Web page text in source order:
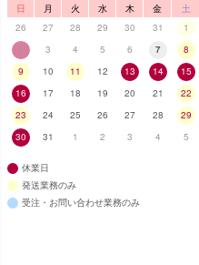
■スペック表
日 月 火 水 木 金
土
26
27 28 29 30 31
1
2
3 4 5 6 7
8
9
10 11 12 13 14
15
16
17 18 19 20 21
22
23
24 25 26 27 28
29
30
31 1 2 3 4 5
休業日
発送業務のみ
受注・お問い合わせ業務のみ